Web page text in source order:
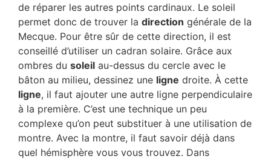
de réparer les autres points cardinaux. Le soleil
permet donc de trouver la direction générale de la
Mecque. Pour être sûr de cette direction, il est
conseillé d’utiliser un cadran solaire. Grâce aux
ombres du soleil au-dessus du cercle avec le
bâton au milieu, dessinez une ligne droite. À cette
ligne, il faut ajouter une autre ligne perpendiculaire
à la première. C’est une technique un peu
complexe qu’on peut substituer à une utilisation de
montre. Avec la montre, il faut savoir déjà dans
quel hémisphère vous vous trouvez. Dans